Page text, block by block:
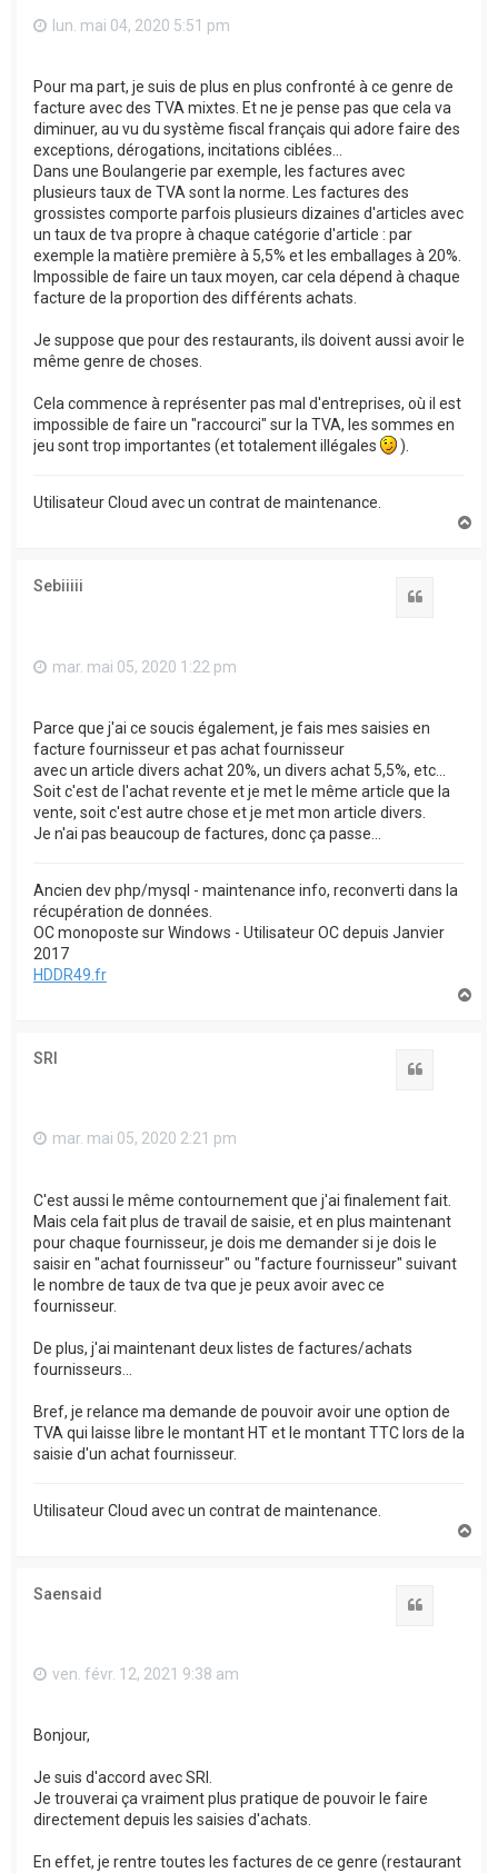
lun. mai 04, 2020 5:51 pm
Pour ma part, je suis de plus en plus confronté à ce genre de
facture avec des TVA mixtes. Et ne je pense pas que cela va
diminuer, au vu du système fiscal français qui adore faire des
exceptions, dérogations, incitations ciblées...
Dans une Boulangerie par exemple, les factures avec
plusieurs taux de TVA sont la norme. Les factures des
grossistes comporte parfois plusieurs dizaines d'articles avec
un taux de tva propre à chaque catégorie d'article : par
exemple la matière première à 5,5% et les emballages à 20%.
Impossible de faire un taux moyen, car cela dépend à chaque
facture de la proportion des différents achats.
Je suppose que pour des restaurants, ils doivent aussi avoir le
même genre de choses.
Cela commence à représenter pas mal d'entreprises, où il est
impossible de faire un "raccourci" sur la TVA, les sommes en
jeu sont trop importantes (et totalement illégales
).
Utilisateur Cloud avec un contrat de maintenance.
Sebiiiii
mar. mai 05, 2020 1:22 pm
Parce que j'ai ce soucis également, je fais mes saisies en
facture fournisseur et pas achat fournisseur
avec un article divers achat 20%, un divers achat 5,5%, etc...
Soit c'est de l'achat revente et je met le même article que la
vente, soit c'est autre chose et je met mon article divers.
Je n'ai pas beaucoup de factures, donc ça passe...
Ancien dev php/mysql - maintenance info, reconverti dans la
récupération de données.
OC monoposte sur Windows - Utilisateur OC depuis Janvier
2017
HDDR49.fr
SRI
mar. mai 05, 2020 2:21 pm
C'est aussi le même contournement que j'ai finalement fait.
Mais cela fait plus de travail de saisie, et en plus maintenant
pour chaque fournisseur, je dois me demander si je dois le
saisir en "achat fournisseur" ou "facture fournisseur" suivant
le nombre de taux de tva que je peux avoir avec ce
fournisseur.
De plus, j'ai maintenant deux listes de factures/achats
fournisseurs...
Bref, je relance ma demande de pouvoir avoir une option de
TVA qui laisse libre le montant HT et le montant TTC lors de la
saisie d'un achat fournisseur.
Utilisateur Cloud avec un contrat de maintenance.
Saensaid
ven. févr. 12, 2021 9:38 am
Bonjour,
Je suis d'accord avec SRI.
Je trouverai ça vraiment plus pratique de pouvoir le faire
directement depuis les saisies d'achats.
En effet, je rentre toutes les factures de ce genre (restaurant